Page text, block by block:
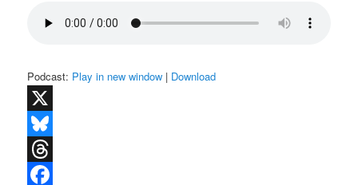
Podcast: Play in new window | Download
X
Bluesky
Threads